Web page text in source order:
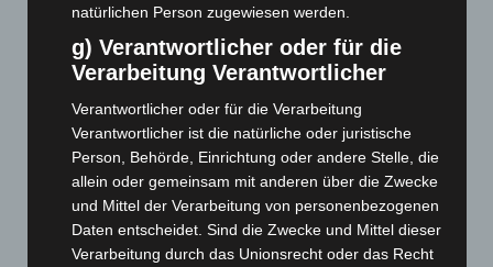
September 2025 (93)
August 2025(90)
Juli 2025(90)
Juni 2025(103)
Mai 2025(112)
April 2025 (88)
Februar 2025(96)
natürlichen Person zugewiesen werden.
g) Verantwortlicher oder für die
Verarbeitung Verantwortlicher
Verantwortlicher oder für die Verarbeitung
Verantwortlicher ist die natürliche oder juristische
Person, Behörde, Einrichtung oder andere Stelle, die
allein oder gemeinsam mit anderen über die Zwecke
und Mittel der Verarbeitung von personenbezogenen
Daten entscheidet. Sind die Zwecke und Mittel dieser
Verarbeitung durch das Unionsrecht oder das Recht